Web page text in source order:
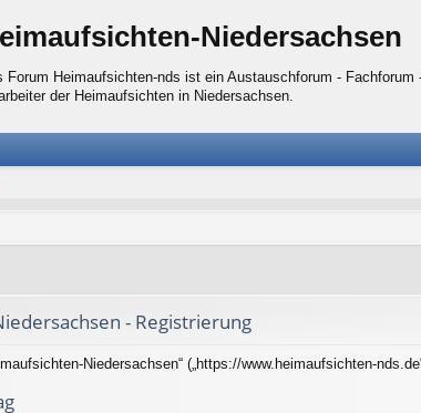
Niedersachsen
Forum Heimaufsichten-nds ist ein Austauschforum - Fachforum
der Heimaufsichten in Niedersachsen.
- Registrierung
Niedersachsen“ („https://www.heimaufsichten-